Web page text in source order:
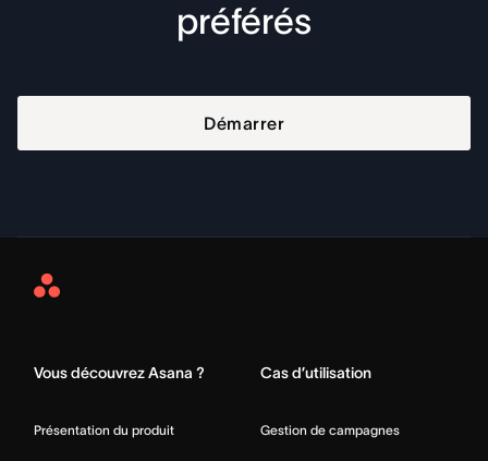
préférés
Démarrer
Asana
Vous découvrez Asana ?
Présentation du produit
Cas d’utilisation
Gestion de campagnes